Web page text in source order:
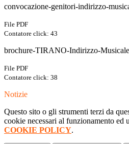
convocazione-genitori-indirizzo-
File PDF
Contatore click: 43
brochure-TIRANO-Indirizzo-
File PDF
Contatore click: 38
Notizie
Questo sito o gli strumenti terzi da
cookie necessari al funzionamento
COOKIE POLICY.